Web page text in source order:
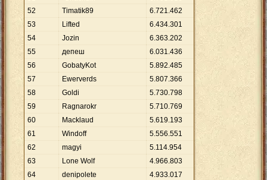
52
Timatik89 6.721.462
53
Lifted 6.434.301
54
Jozin 6.363.202
55
депеш 6.031.436
56
GobatyKot 5.892.485
57
Ewerverds 5.807.366
58
Goldi 5.730.798
59
Ragnarokr 5.710.769
60
Macklaud 5.619.193
61
Windoff 5.556.551
62
magyi 5.114.954
63
Lone Wolf 4.966.803
64
denipolete 4.933.017